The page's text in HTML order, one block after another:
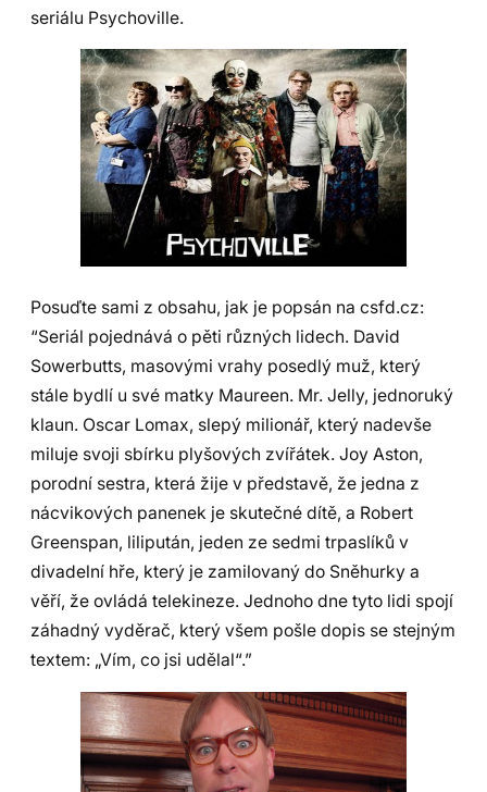
seriálu Psychoville.
Posuďte sami z obsahu, jak je popsán na csfd.cz:
“Seriál pojednává o pěti různých lidech. David
Sowerbutts, masovými vrahy posedlý muž, který
stále bydlí u své matky Maureen. Mr. Jelly, jednoruký
klaun. Oscar Lomax, slepý milionář, který nadevše
miluje svoji sbírku plyšových zvířátek. Joy Aston,
porodní sestra, která žije v představě, že jedna z
nácvikových panenek je skutečné dítě, a Robert
Greenspan, lilipután, jeden ze sedmi trpaslíků v
divadelní hře, který je zamilovaný do Sněhurky a
věří, že ovládá telekineze. Jednoho dne tyto lidi spojí
záhadný vyděrač, který všem pošle dopis se stejným
textem: „Vím, co jsi udělal“.”